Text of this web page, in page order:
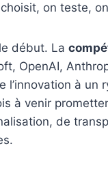
on teste,
début. La
OpenAI,
l’innovation à un
à venir
de